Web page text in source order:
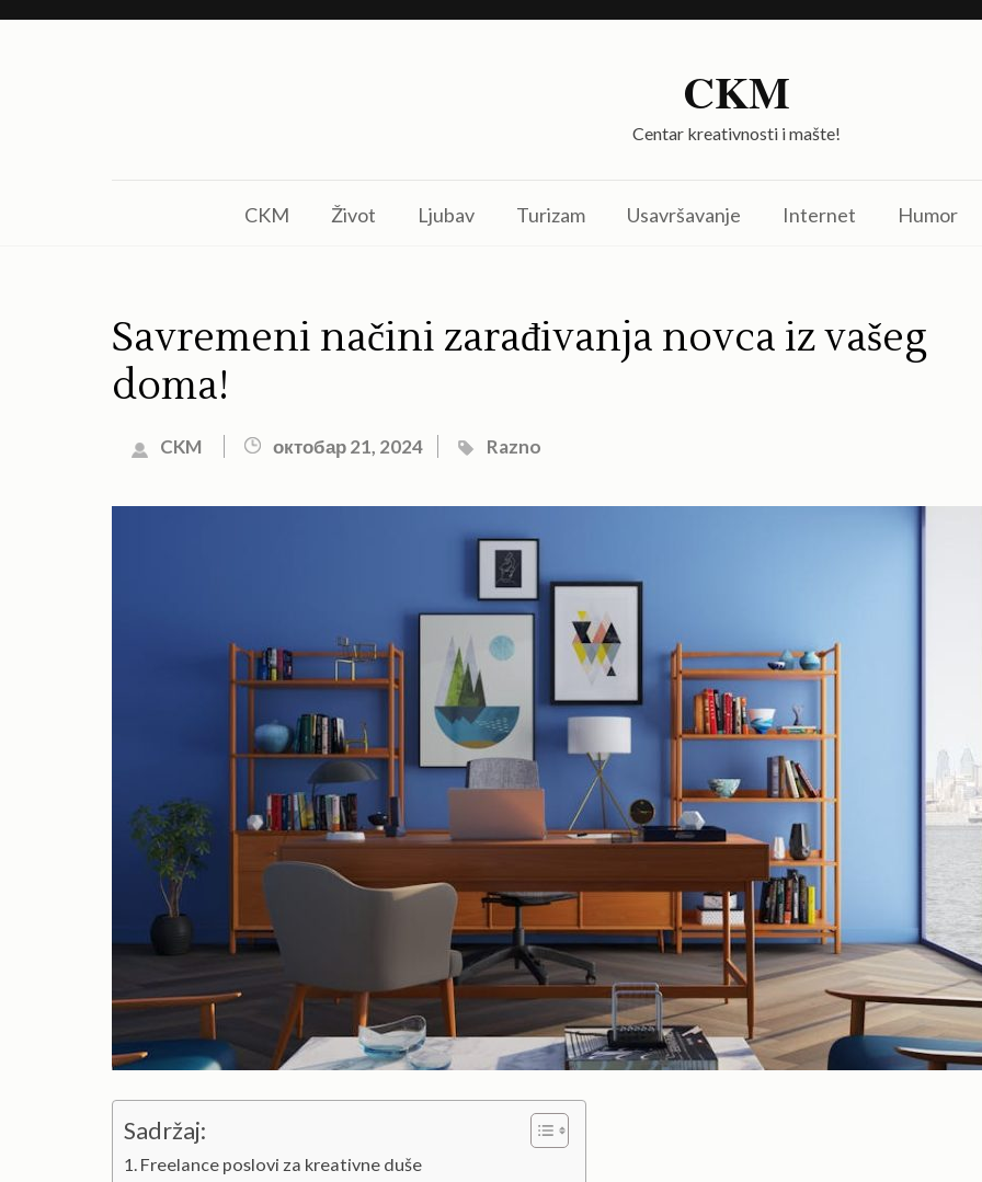
Skip
CKM
Centar kreativnosti i mašte!
CKM Život Ljubav Turizam Usavršavanje Internet Humor
Savremeni načini zarađivanja novca iz vašeg
doma!
CKM октобар 21, 2024 Razno
Sadržaj:
Freelance poslovi za kreativne duše